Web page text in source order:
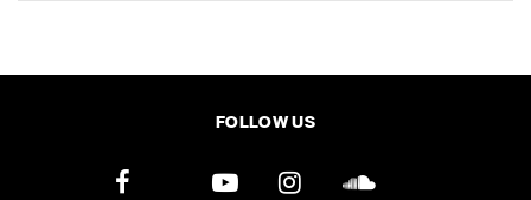
FOLLOW US